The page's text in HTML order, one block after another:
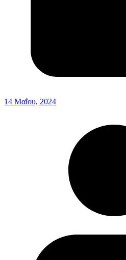
14 Μαΐου, 2024